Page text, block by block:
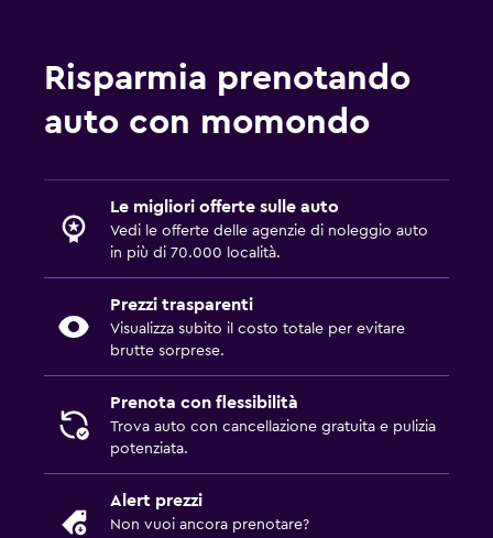
Risparmia prenotando
auto con momondo
Le migliori offerte sulle auto
Vedi le offerte delle agenzie di noleggio auto
in più di 70.000 località.
Prezzi trasparenti
Visualizza subito il costo totale per evitare
brutte sorprese.
Prenota con flessibilità
Trova auto con cancellazione gratuita e pulizia
potenziata.
Alert prezzi
Non vuoi ancora prenotare?